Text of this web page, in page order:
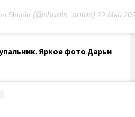
Shunin (@shunin_anton) 22 Май 2020 в 12:06
Яркое фото Дарьи